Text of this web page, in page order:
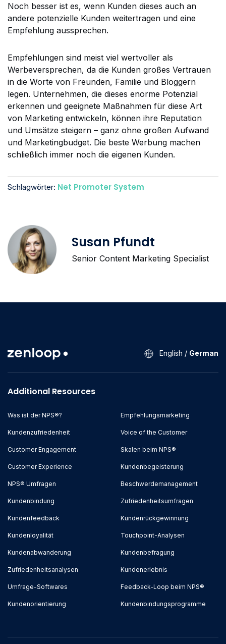
Noch besser ist es, wenn Kunden dieses auch an
andere potenzielle Kunden weitertragen und eine
Empfehlung aussprechen.
Empfehlungen sind meist viel wertvoller als
Werbeversprechen, da die Kunden großes Vertrauen
in die Worte von Freunden, Familie und Bloggern
legen. Unternehmen, die dieses enorme Potenzial
erkennen und geeignete Maßnahmen für diese Art
von Marketing entwickeln, können ihre Reputation
und Umsätze steigern – ganz ohne großen Aufwand
und Marketingbudget. Die beste Werbung machen
schließlich immer noch die eigenen Kunden.
Schlagwörter: Net Promoter System
Susan Pfundt
Senior Content Marketing Specialist
English / German
Additional Resources
Was ist der NPS®?
Kundenzufriedenheit
Customer Engagement
Customer Experience
NPS® Umfragen
Kundenbindung
Empfehlungsmarketing
Voice of the Customer
Skalen beim NPS®
Kundenbegeisterung
Beschwerdemanagement
Zufriedenheitsumfragen
Kundenfeedback
Kundenloyalität
Kundenabwanderung
Zufriedenheitsanalysen
Umfrage-Softwares
Kundenorientierung
Kundenrückgewinnung
Touchpoint-Analysen
Kundenbefragung
Kundenerlebnis
Feedback-Loop beim NPS®
Kundenbindungsprogramme